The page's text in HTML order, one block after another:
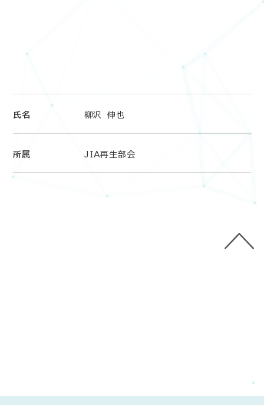
氏名 柳沢 伸也
所属 JIA再生部会